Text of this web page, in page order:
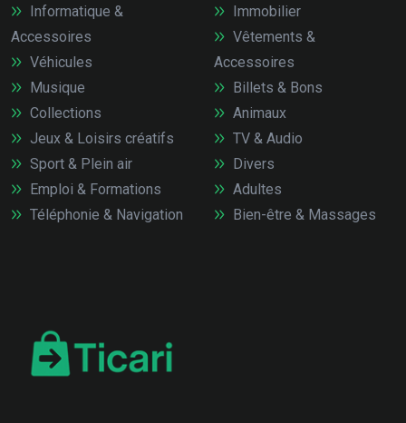
Informatique &
Accessoires
Véhicules
Immobilier
Vêtements &
Accessoires
Musique
Collections
Jeux & Loisirs créatifs
Sport & Plein air
Emploi & Formations
Téléphonie & Navigation
Billets & Bons
Animaux
TV & Audio
Divers
Adultes
Bien-être & Massages